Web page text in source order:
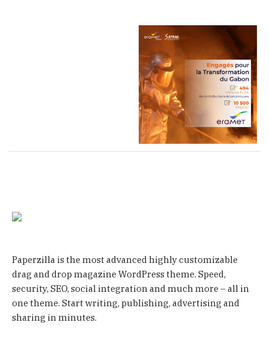
Paperzilla is the most advanced highly customizable
drag and drop magazine WordPress theme. Speed,
security, SEO, social integration and much more – all in
one theme. Start writing, publishing, advertising and
sharing in minutes.